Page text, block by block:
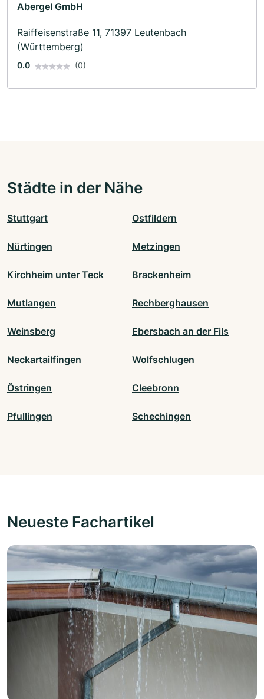
Abergel GmbH
Raiffeisenstraße 11, 71397 Leutenbach
(Württemberg)
0.0 (0)
Städte in der Nähe
Stuttgart Ostfildern
Nürtingen Metzingen
Kirchheim unter Teck Brackenheim
Mutlangen Rechberghausen
Weinsberg Ebersbach an der Fils
Neckartailfingen Wolfschlugen
Östringen Cleebronn
Pfullingen Schechingen
Neueste Fachartikel